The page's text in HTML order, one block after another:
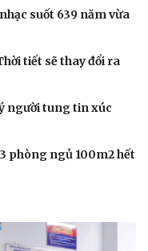
suốt 639 năm vừa
tiết sẽ thay đổi ra
người tung tin xúc
phòng ngủ 100m2 hết